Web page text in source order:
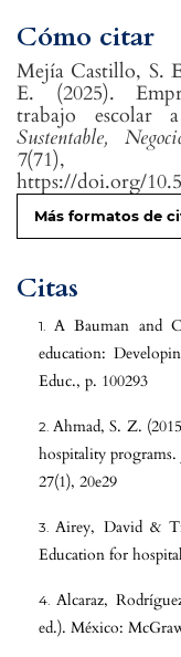
Cómo citar
Mejía Castillo, S.
E. (2025).
trabajo escolar
Sustentable,
7
https://doi.org/
Más formatos de
Citas
A Bauman and
education:
Educ., p. 100293
Ahmad, S. Z.
hospitality
27(1), 20e29
Airey, David &
Education for
Alcaraz,
ed.). México: